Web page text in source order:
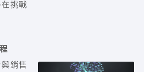
挑戰
銷售